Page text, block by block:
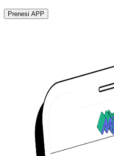
Prenesi APP